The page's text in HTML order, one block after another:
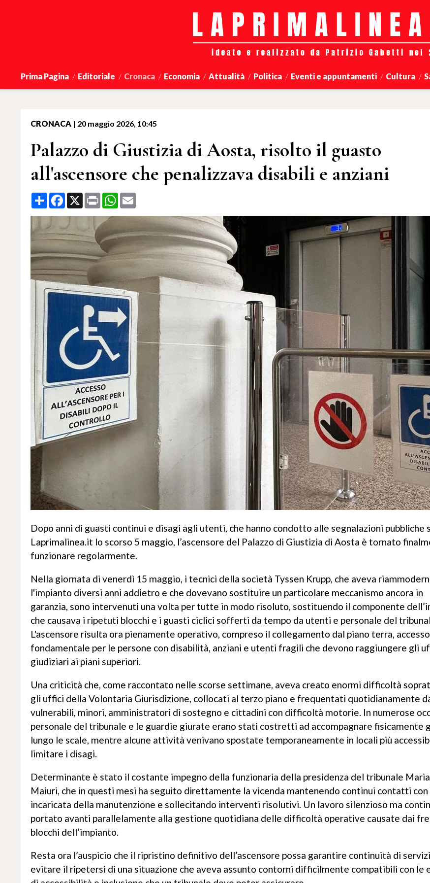
Prima Pagina Editoriale Cronaca Economia Attualità Politica Eventi e appuntamenti Cultura
CRONACA | 20 maggio 2026, 10:45
Palazzo di Giustizia di Aosta, risolto il guasto
all'ascensore che penalizzava disabili e anziani
Share Facebook
X Print WhatsApp
Dopo anni di guasti continui e disagi agli utenti, che hanno condotto alle segnalazioni pubbliche
Laprimalinea.it lo scorso 5 maggio, l’ascensore del Palazzo di Giustizia di Aosta è tornato
funzionare regolarmente.
Nella giornata di venerdì 15 maggio, i tecnici della società Tyssen Krupp, che aveva
l'impianto diversi anni addietro e che dovevano sostituire un particolare meccanismo ancora in
garanzia, sono intervenuti una volta per tutte in modo risoluto, sostituendo il componente
che causava i ripetuti blocchi e i guasti ciclici sofferti da tempo da utenti e personale del
L'ascensore risulta ora pienamente operativo, compreso il collegamento dal piano terra, accesso
fondamentale per le persone con disabilità, anziani e utenti fragili che devono raggiungere gli
giudiziari ai piani superiori.
Una criticità che, come raccontato nelle scorse settimane, aveva creato enormi difficoltà
gli uffici della Volontaria Giurisdizione, collocati al terzo piano e frequentati quotidianamente
vulnerabili, minori, amministratori di sostegno e cittadini con difficoltà motorie. In numerose
personale del tribunale e le guardie giurate erano stati costretti ad accompagnare fisicamente
lungo le scale, mentre alcune attività venivano spostate temporaneamente in locali più
limitare i disagi.
Determinante è stato il costante impegno della funzionaria della presidenza del tribunale
Maiuri, che in questi mesi ha seguito direttamente la vicenda mantenendo continui contatti
incaricata della manutenzione e sollecitando interventi risolutivi. Un lavoro silenzioso ma
portato avanti parallelamente alla gestione quotidiana delle difficoltà operative causate dai
blocchi dell’impianto.
Resta ora l’auspicio che il ripristino definitivo dell’ascensore possa garantire continuità di
evitare il ripetersi di una situazione che aveva assunto contorni difficilmente compatibili con le